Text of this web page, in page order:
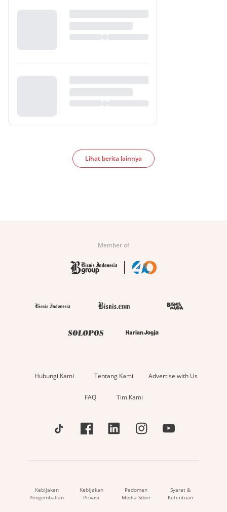
Lihat berita lainnya
Member of
Hubungi Kami Tentang Kami Advertise with Us
FAQ Tim Kami
Kebijakan
Pengembalian
Kebijakan
Privasi
Pedoman
Media Siber
Syarat &
Ketentuan